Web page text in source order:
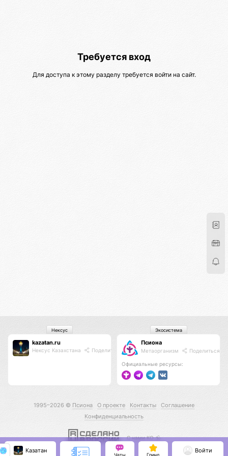
Требуется вход
Для доступа к этому разделу требуется войти на сайт.
kazatan.ru
Нексус Казахстана Поделиться
Нексус
Псиона
Метаорганизм Поделиться
Официальные ресурсы:
Экосистема
1995–2026 © Псиона О проекте Контакты
Соглашение
Конфиденциальность
С нами КО 🕉️
Казатан
Чаты Гринд
Войти